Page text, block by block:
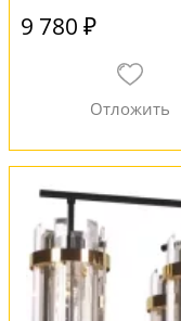
9 780 ₽